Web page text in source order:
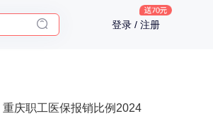
登录 / 注册
重庆职工医保报销比例2024